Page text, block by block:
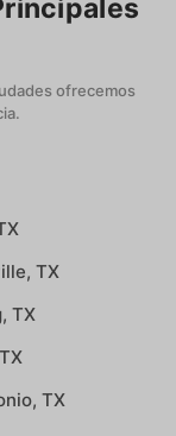
ofrecemos
TX
TX
TX